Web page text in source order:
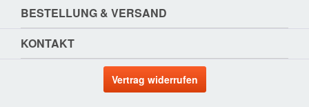
BESTELLUNG & VERSAND
KONTAKT
Vertrag widerrufen